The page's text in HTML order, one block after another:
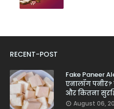
RECENT-POST
Fake Paneer
एनालॉग
और कितना
August 06,